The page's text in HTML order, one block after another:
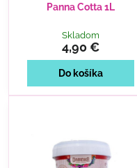
Panna Cotta 1L
Skladom
4,90 €
Do košíka